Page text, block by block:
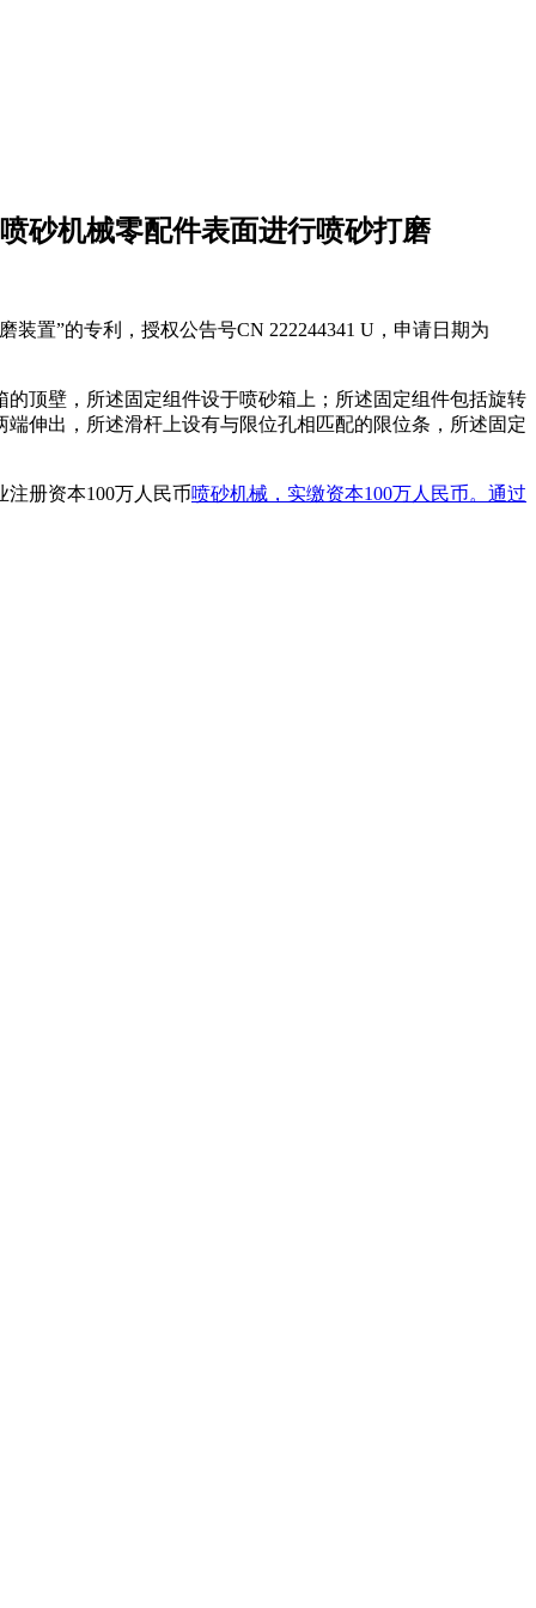
砂机械零配件表面进行喷砂打磨
置”的专利，授权公告号CN 222244341 U，申请日期为
顶壁，所述固定组件设于喷砂箱上；所述固定组件包括旋转
伸出，所述滑杆上设有与限位孔相匹配的限位条，所述固定
册资本100万人民币喷砂机械，实缴资本100万人民币。通过